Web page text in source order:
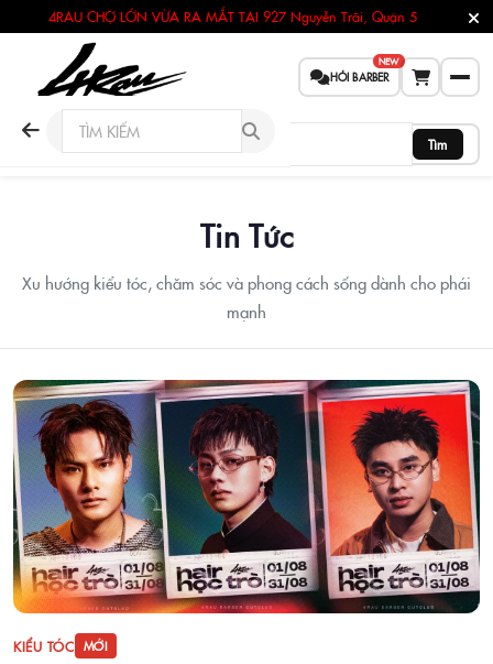
4RAU CHỢ LỚN VỪA RA MẮT TẠI 927 Nguyễn Trãi, Quận 5
HỎI BARBER
NEW
Tìm
Tin Tức
Xu hướng kiểu tóc, chăm sóc và phong cách sống dành cho phái
mạnh
KIỂU TÓC MỚI